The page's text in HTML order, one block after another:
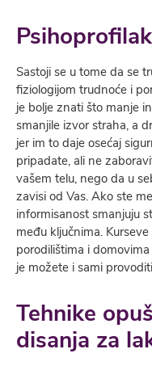
Sastoji se u tome da se
fiziologijom trudnoće i
je bolje znati što manje
smanjile izvor straha, a
jer im to daje osećaj
pripadate, ali ne
vašem telu, nego da u
zavisi od Vas. Ako ste
informisanost smanjuju
među ključnima.
porodilištima i
je možete i sami
Tehnike
disanja za